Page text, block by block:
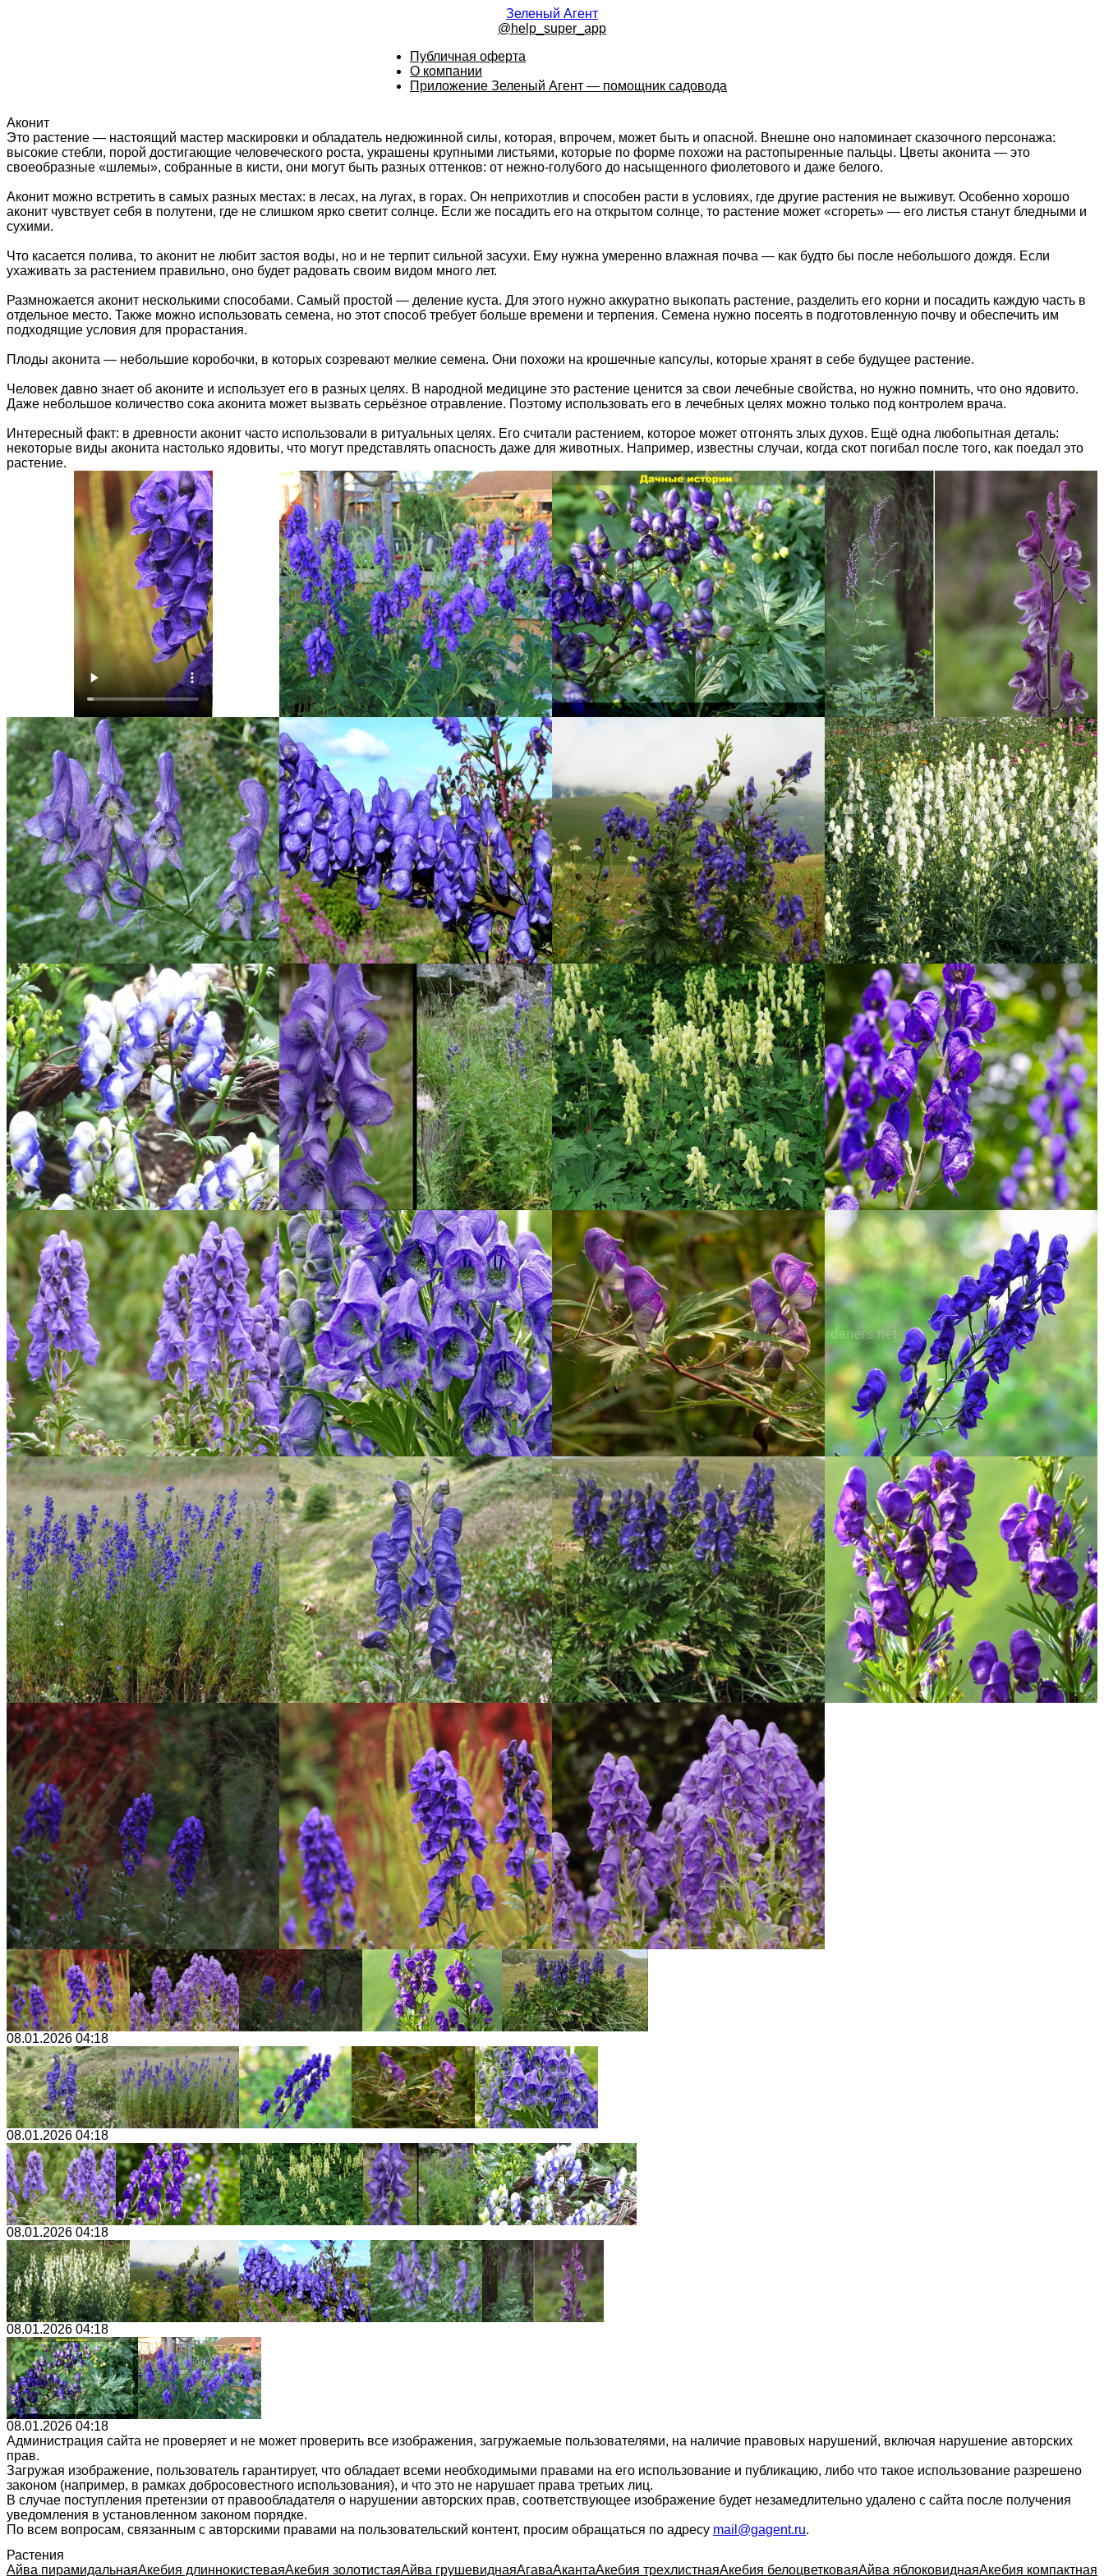
Зеленый Агент
@help_super_app
Публичная оферта
О компании
Приложение Зеленый Агент — помощник садовода
Аконит
Это растение — настоящий мастер маскировки и обладатель недюжинной силы, которая, впрочем, может быть и опасной. Внешне оно напоминает сказочного персонажа:
высокие стебли, порой достигающие человеческого роста, украшены крупными листьями, которые по форме похожи на растопыренные пальцы. Цветы аконита — это
своеобразные «шлемы», собранные в кисти, они могут быть разных оттенков: от нежно-голубого до насыщенного фиолетового и даже белого.
Аконит можно встретить в самых разных местах: в лесах, на лугах, в горах. Он неприхотлив и способен расти в условиях, где другие растения не выживут. Особенно хорошо
аконит чувствует себя в полутени, где не слишком ярко светит солнце. Если же посадить его на открытом солнце, то растение может «сгореть» — его листья станут бледными и
сухими.
Что касается полива, то аконит не любит застоя воды, но и не терпит сильной засухи. Ему нужна умеренно влажная почва — как будто бы после небольшого дождя. Если
ухаживать за растением правильно, оно будет радовать своим видом много лет.
Размножается аконит несколькими способами. Самый простой — деление куста. Для этого нужно аккуратно выкопать растение, разделить его корни и посадить каждую часть в
отдельное место. Также можно использовать семена, но этот способ требует больше времени и терпения. Семена нужно посеять в подготовленную почву и обеспечить им
подходящие условия для прорастания.
Плоды аконита — небольшие коробочки, в которых созревают мелкие семена. Они похожи на крошечные капсулы, которые хранят в себе будущее растение.
Человек давно знает об аконите и использует его в разных целях. В народной медицине это растение ценится за свои лечебные свойства, но нужно помнить, что оно ядовито.
Даже небольшое количество сока аконита может вызвать серьёзное отравление. Поэтому использовать его в лечебных целях можно только под контролем врача.
Интересный факт: в древности аконит часто использовали в ритуальных целях. Его считали растением, которое может отгонять злых духов. Ещё одна любопытная деталь:
некоторые виды аконита настолько ядовиты, что могут представлять опасность даже для животных. Например, известны случаи, когда скот погибал после того, как поедал это
растение.
08.01.2026 04:18
08.01.2026 04:18
08.01.2026 04:18
08.01.2026 04:18
08.01.2026 04:18
Администрация сайта не проверяет и не может проверить все изображения, загружаемые пользователями, на наличие правовых нарушений, включая нарушение авторских
прав.
Загружая изображение, пользователь гарантирует, что обладает всеми необходимыми правами на его использование и публикацию, либо что такое использование разрешено
законом (например, в рамках добросовестного использования), и что это не нарушает права третьих лиц.
В случае поступления претензии от правообладателя о нарушении авторских прав, соответствующее изображение будет незамедлительно удалено с сайта после получения
уведомления в установленном законом порядке.
По всем вопросам, связанным с авторскими правами на пользовательский контент, просим обращаться по адресу mail@gagent.ru.
Растения
Айва пирамидальнаяАкебия длиннокистеваяАкебия золотистаяАйва грушевиднаяАгаваАкантаАкебия трехлистнаяАкебия белоцветковаяАйва яблоковиднаяАкебия компактная